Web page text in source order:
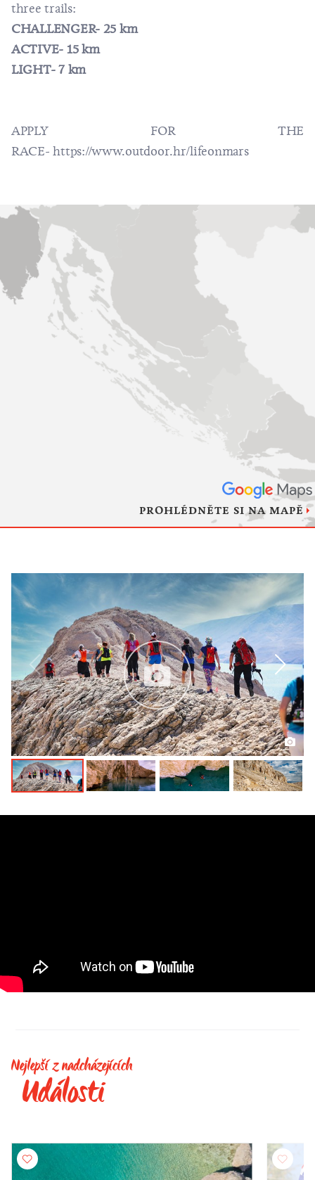
three trails:
CHALLENGER- 25 km
ACTIVE- 15 km
LIGHT- 7 km
APPLY FOR THE
RACE-https://www.outdoor.hr/lifeonmars
PROHLÉDNĚTE SI NA MAPĚ
Nejlepší z nadcházejících
Události